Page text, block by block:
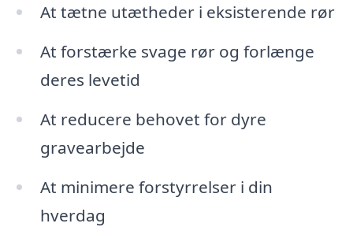
At tætne utætheder i eksisterende rør
At forstærke svage rør og forlænge
deres levetid
At reducere behovet for dyre
gravearbejde
At minimere forstyrrelser i din
hverdag